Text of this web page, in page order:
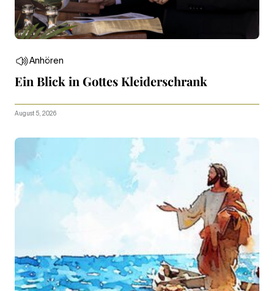
Anhören
Ein Blick in Gottes Kleiderschrank
August 5, 2026